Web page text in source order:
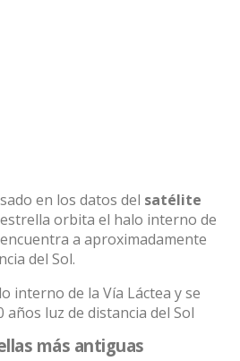
en los datos del satélite
orbita el halo interno de
a aproximadamente
del Sol.
interno de la Vía Láctea y se
luz de distancia del Sol
más antiguas